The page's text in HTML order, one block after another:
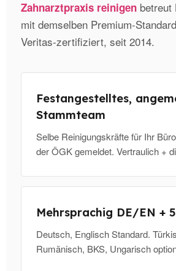
Zahnarztpraxis reinigen betreut
mit demselben Premium-
Veritas-zertifiziert, seit 2014.
Festangestelltes,
Stammteam
Selbe Reinigungskräfte für Ihr
der ÖGK gemeldet. Vertraulich +
Mehrsprachig DE/EN + 5
Deutsch, Englisch Standard.
Rumänisch, BKS, Ungarisch